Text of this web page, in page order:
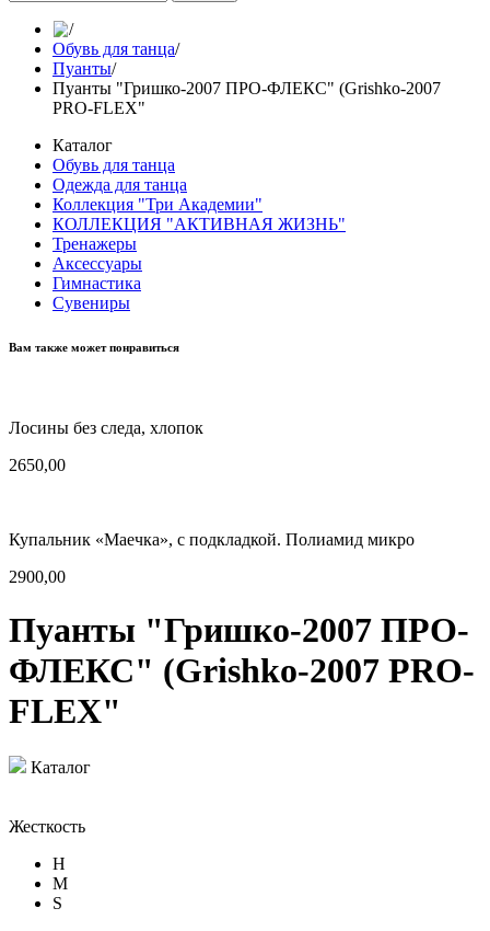
/
Обувь для танца/
Пуанты/
Пуанты "Гришко-2007 ПРО-ФЛЕКС" (Grishko-2007
PRO-FLEX"
Каталог
Обувь для танца
Одежда для танца
Коллекция "Три Академии"
КОЛЛЕКЦИЯ "АКТИВНАЯ ЖИЗНЬ"
Тренажеры
Аксессуары
Гимнастика
Сувениры
Вам также может понравиться
Лосины без следа, хлопок
2650,00
Купальник «Маечка», с подкладкой. Полиамид микро
2900,00
Пуанты "Гришко-2007 ПРО-
ФЛЕКС" (Grishko-2007 PRO-
FLEX"
Каталог
Жесткость
H
M
S